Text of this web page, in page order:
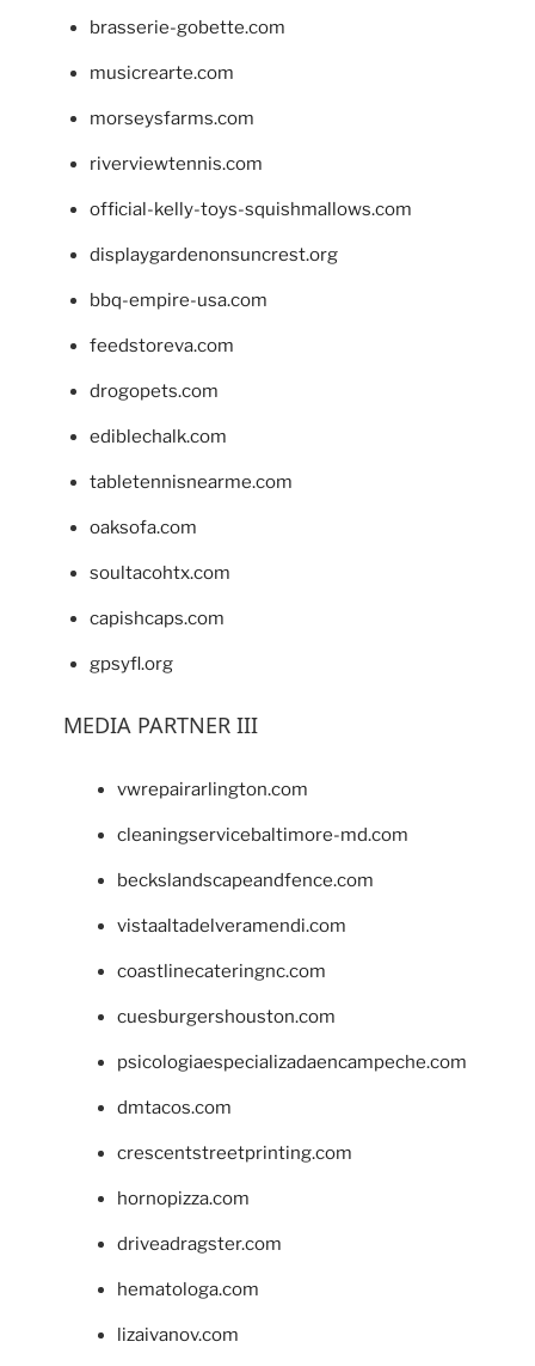
brasserie-gobette.com
musicrearte.com
morseysfarms.com
riverviewtennis.com
official-kelly-toys-squishmallows.com
displaygardenonsuncrest.org
bbq-empire-usa.com
feedstoreva.com
drogopets.com
ediblechalk.com
tabletennisnearme.com
oaksofa.com
soultacohtx.com
capishcaps.com
gpsyfl.org
MEDIA PARTNER III
vwrepairarlington.com
cleaningservicebaltimore-md.com
beckslandscapeandfence.com
vistaaltadelveramendi.com
coastlinecateringnc.com
cuesburgershouston.com
psicologiaespecializadaencampeche.com
dmtacos.com
crescentstreetprinting.com
hornopizza.com
driveadragster.com
hematologa.com
lizaivanov.com